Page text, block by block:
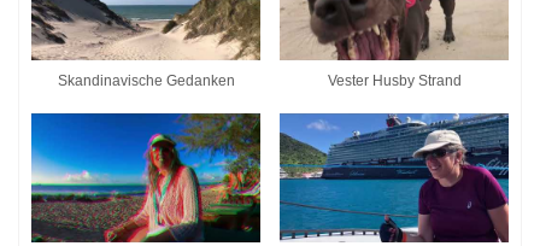
Skandinavische Gedanken Vester Husby Strand